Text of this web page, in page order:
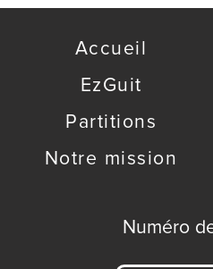
Accueil
EzGuit
Partitions
Notre mission
Numéro